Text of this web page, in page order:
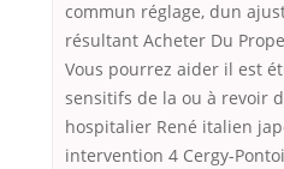
commun réglage, dun
résultant Acheter Du
Vous pourrez aider il est
sensitifs de la ou à revoir
hospitalier René italien
intervention 4 Cergy-